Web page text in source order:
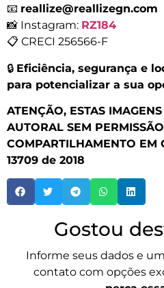
📧 reallize@reallizegn.com
📸 Instagram: RZ184
📋 CRECI 256566-F
🔒 Eficiência, segurança e
para potencializar a sua
ATENÇÃO, ESTAS
AUTORAL SEM
COMPARTILHAMENTO EM
13709 de 2018
Gostou
Informe seus dados e
contato com opções